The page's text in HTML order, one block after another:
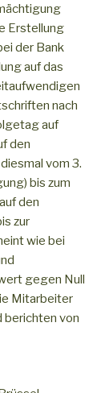
Erstellung
der Bank
auf das
nach
auf
den
vom 3.
bis zum
den
zur
wie bei
gegen Null
Mitarbeiter
berichten von